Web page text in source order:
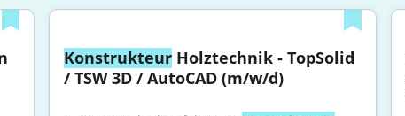
Konstrukteur Holztechnik - TopSolid
/ TSW 3D / AutoCAD (m/w/d)